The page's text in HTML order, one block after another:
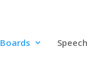
Boards